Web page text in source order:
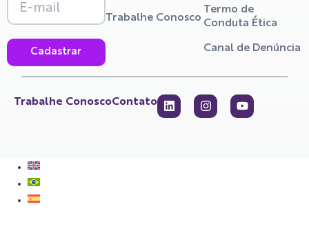
Cadastrar
Trabalhe Conosco
Termo de
Conduta Ética
Canal de Denúncia
Trabalhe ConoscoContato